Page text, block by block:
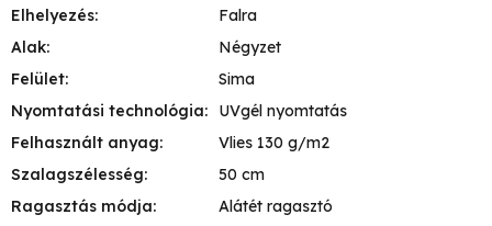
Elhelyezés:
Falra
Alak:
Négyzet
Felület:
Sima
Nyomtatási technológia:
UVgél nyomtatás
Felhasznált anyag:
Vlies 130 g/m2
Szalagszélesség:
50 cm
Ragasztás módja:
Alátét ragasztó